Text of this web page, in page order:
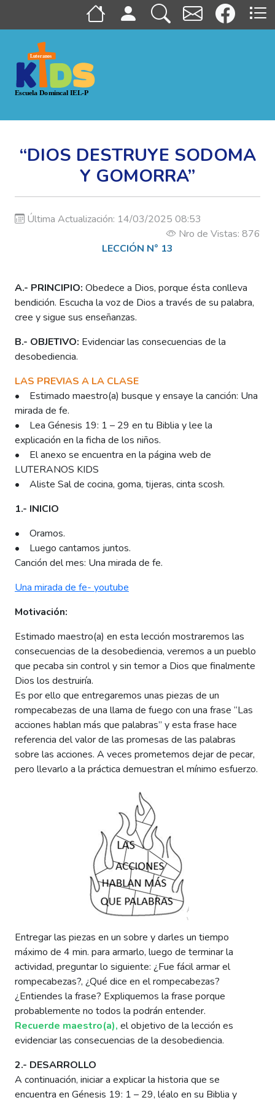
“DIOS DESTRUYE SODOMA
Y GOMORRA”
Última Actualización: 14/03/2025 08:53
Nro de Vistas: 876
LECCIÓN N° 13
A.- PRINCIPIO: Obedece a Dios, porque ésta conlleva
bendición. Escucha la voz de Dios a través de su palabra,
cree y sigue sus enseñanzas.
B.- OBJETIVO: Evidenciar las consecuencias de la
desobediencia.
LAS PREVIAS A LA CLASE
• Estimado maestro(a) busque y ensaye la canción: Una
mirada de fe.
• Lea Génesis 19: 1 – 29 en tu Biblia y lee la
explicación en la ficha de los niños.
• El anexo se encuentra en la página web de
LUTERANOS KIDS
• Aliste Sal de cocina, goma, tijeras, cinta scosh.
1.- INICIO
• Oramos.
• Luego cantamos juntos.
Canción del mes: Una mirada de fe.
Una mirada de fe- youtube
Motivación:
Estimado maestro(a) en esta lección mostraremos las
consecuencias de la desobediencia, veremos a un pueblo
que pecaba sin control y sin temor a Dios que finalmente
Dios los destruiría.
Es por ello que entregaremos unas piezas de un
rompecabezas de una llama de fuego con una frase “Las
acciones hablan más que palabras” y esta frase hace
referencia del valor de las promesas de las palabras
sobre las acciones. A veces prometemos dejar de pecar,
pero llevarlo a la práctica demuestran el mínimo esfuerzo.
Entregar las piezas en un sobre y darles un tiempo
máximo de 4 min. para armarlo, luego de terminar la
actividad, preguntar lo siguiente: ¿Fue fácil armar el
rompecabezas?, ¿Qué dice en el rompecabezas?
¿Entiendes la frase? Expliquemos la frase porque
probablemente no todos la podrán entender.
Recuerde maestro(a), el objetivo de la lección es
evidenciar las consecuencias de la desobediencia.
2.- DESARROLLO
A continuación, iniciar a explicar la historia que se
encuentra en Génesis 19: 1 – 29, léalo en su Biblia y